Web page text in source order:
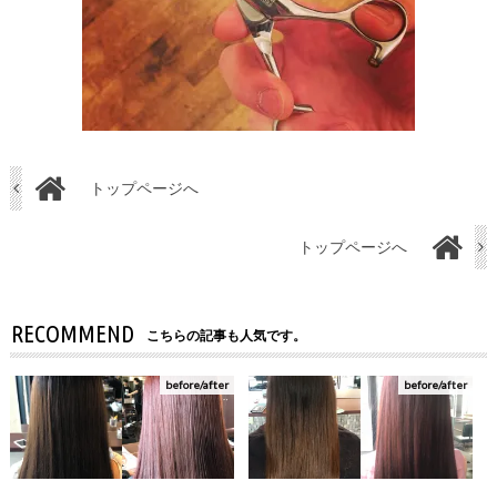
トップページへ
トップページへ
RECOMMEND こちらの記事も人気です。
before/after before/after